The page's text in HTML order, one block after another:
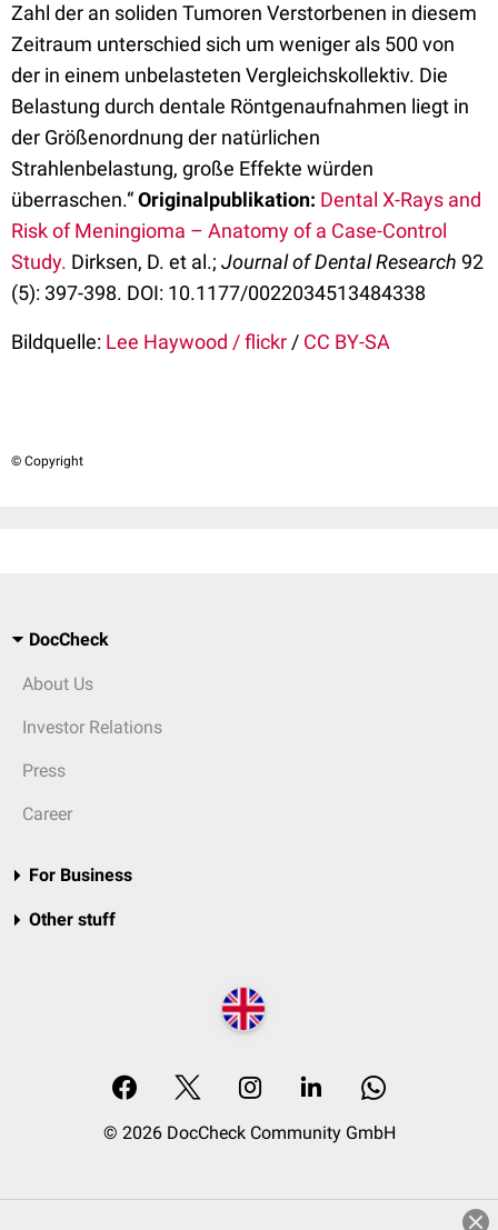
Zahl der an soliden Tumoren Verstorbenen in diesem
Zeitraum unterschied sich um weniger als 500 von
der in einem unbelasteten Vergleichskollektiv. Die
Belastung durch dentale Röntgenaufnahmen liegt in
der Größenordnung der natürlichen
Strahlenbelastung, große Effekte würden
überraschen.“Originalpublikation: Dental X-Rays and
Risk of Meningioma – Anatomy of a Case-Control
Study. Dirksen, D. et al.; Journal of Dental Research 92
(5): 397-398. DOI: 10.1177/0022034513484338
Bildquelle: Lee Haywood / flickr / CC BY-SA
© Copyright
DocCheck
About Us
Investor Relations
Press
Career
For Business
Other stuff
© 2026 DocCheck Community GmbH